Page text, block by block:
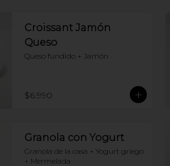
Croissant Jamón
Queso
Queso fundido + Jamón
$6.990
Granola con Yogurt
Granola de la casa + Yogurt griego
+ Mermelada